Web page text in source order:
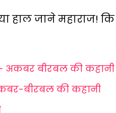
हाल जाने महाराज!
अकबर बीरबल की कहानी
बीरबल की कहानी